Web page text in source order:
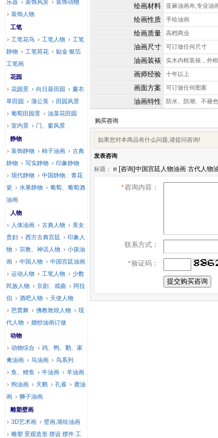
绘画材料 亚麻油画布,专业油
绘画性质 手绘油画
绘画质量 高档商业
油画尺寸 可订做任何尺寸
油画装裱 实木内框装裱，外
画师经验 十年以上
画面方案 可订做任何图案
油画特性 防水、防潮、不褪色
购买咨询
如果您对本商品有什么问题,请提问咨询!
发表咨询
标题：
*咨询内容：
联系方式：
*验证码：
乐器 装饰风景
装饰动物
装饰人物
工笔
工笔花鸟
工笔人物
工笔
静物
工笔荷花
贴金 银箔
工笔画
花园
花园景
向日葵田园
薰衣
草田园
蒲公英
田园风景
葡萄田园景
油菜花田园
室内景
门、窗风景
静物
装饰静物
柿子油画
古典
静物
写实静物
印象静物
现代静物
中国静物、青花
瓷
水果静物
葡萄、葡萄酒
油画
人物
人体油画
古典人物
美女
贵妇
西方古典宫廷
印象人
物
宗教、神话人物
小孩油
画
中国人物
中国宫廷油画
运动人物
工笔人物
少数
民族人物
京剧、戏曲
阿拉
伯
酒吧人物
天使人物
芭蕾舞
佛教敦煌人物
现
代人物
婚纱油画订做
动物
动物综合
鸡、鸭、鹅、家
禽油画
马油画
鸟系列
鱼、鲤鱼
牛油画
羊油画
狗油画
天鹅 孔雀
鹿油
画
狮子油画
雕塑壁画
3D艺术画
壁画,墙绘油画
雕塑 景观造形 摆设 摆件 工